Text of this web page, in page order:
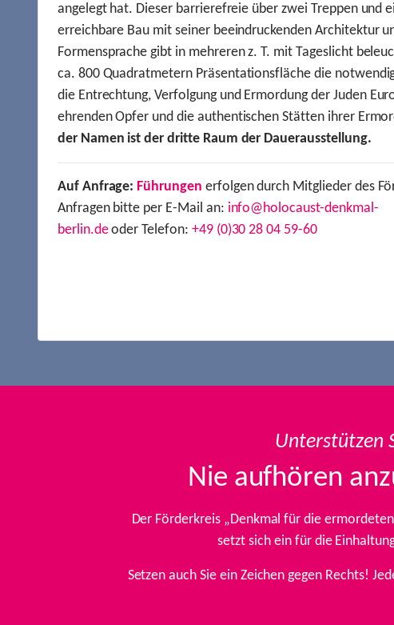
angelegt hat. Dieser barrierefreie über zwei Treppen und
erreichbare Bau mit seiner beeindruckenden Architektur
Formensprache gibt in mehreren z. T. mit Tageslicht
ca. 800 Quadratmetern Präsentationsfläche die
die Entrechtung, Verfolgung und Ermordung der Juden
ehrenden Opfer und die authentischen Stätten ihrer
der Namen ist der dritte Raum der Dauerausstellung.
Auf Anfrage: Führungen erfolgen durch Mitglieder des
Anfragen bitte per E-Mail an: info@holocaust-denkmal-
berlin.deoder Telefon: +49 (0)30 28 04 59-60
Unterstützen
Nie aufhören
Der Förderkreis „Denkmal für die
setzt sich ein für die
Setzen auch Sie ein Zeichen gegen Rechts!